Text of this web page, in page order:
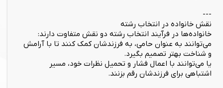
---
نقش خانواده در انتخاب رشته
خانواده‌ها در فرآیند انتخاب رشته دو نقش متفاوت دارند:
می‌توانند به عنوان حامی، به فرزندشان کمک کنند تا با آرامش
و شناخت بهتر تصمیم بگیرد.
یا می‌توانند با اعمال فشار و تحمیل نظرات خود، مسیر
اشتباهی برای فرزندشان رقم بزنند.